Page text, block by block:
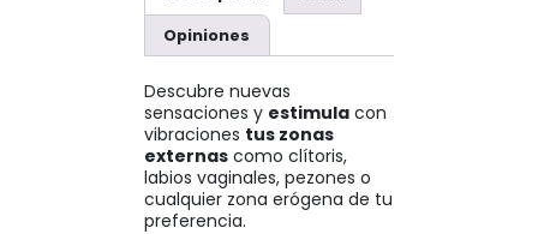
Opiniones
Descubre nuevas
sensaciones y estimula con
vibraciones tus zonas
externas como clítoris,
labios vaginales, pezones o
cualquier zona erógena de tu
preferencia.